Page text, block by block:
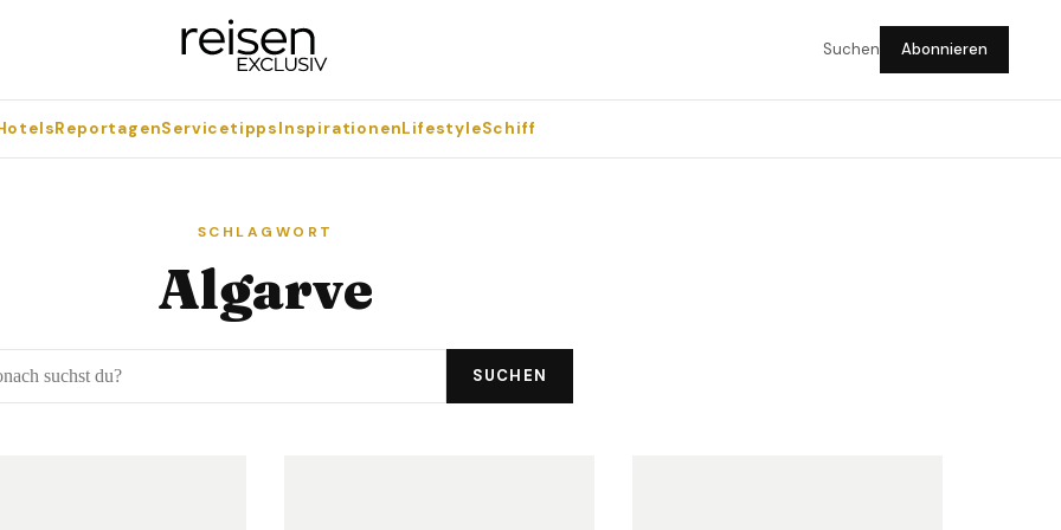
Suchen Abonnieren
ReportagenServicetippsInspirationenLifestyleSchiff
SCHLAGWORT
Algarve
SUCHEN